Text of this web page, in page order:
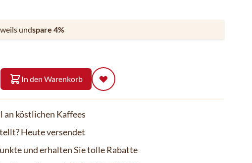
undspare 4%
In den Warenkorb
an köstlichen Kaffees
Heute versendet
und erhalten Sie tolle Rabatte